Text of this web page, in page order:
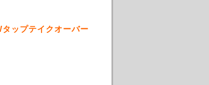
ップテイクオーバー